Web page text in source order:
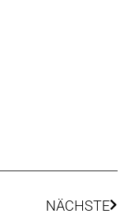
NÄCHSTE